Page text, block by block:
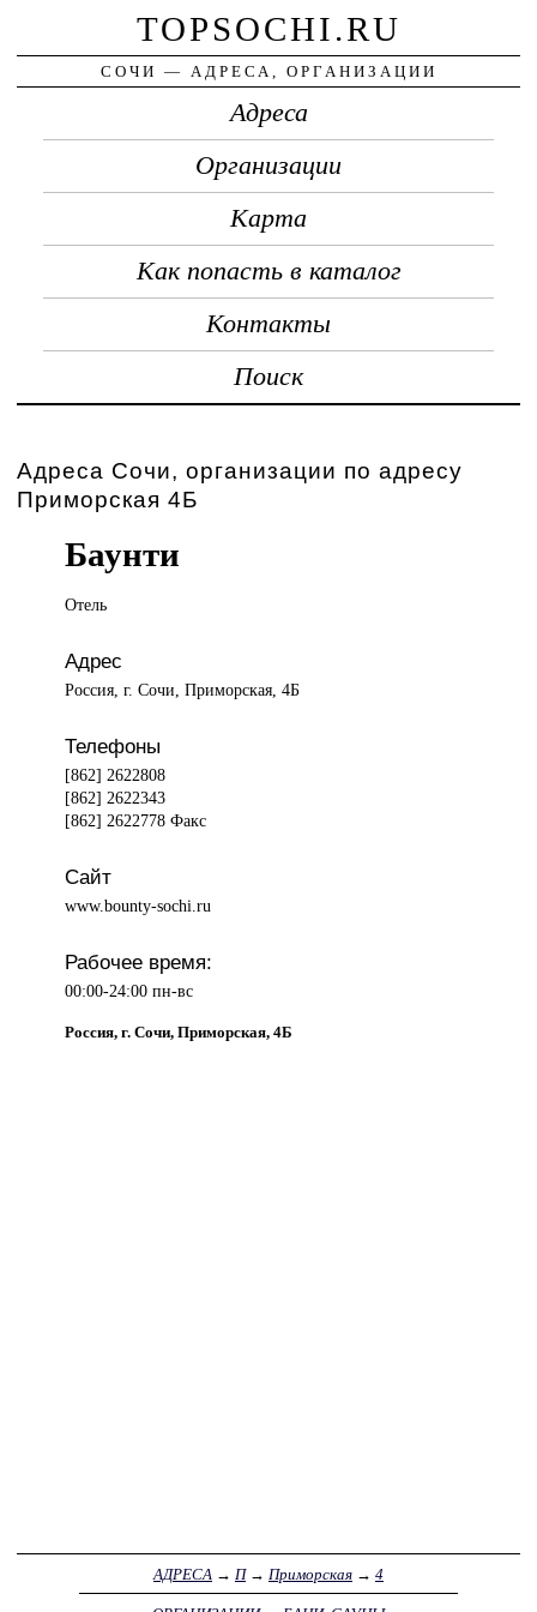
TOPSOCHI.RU
СОЧИ — АДРЕСА, ОРГАНИЗАЦИИ
Адреса
Организации
Карта
Как попасть в каталог
Контакты
Поиск
Адреса Сочи, организации по адресу
Приморская 4Б
Баунти
Отель
Адрес
Россия, г. Сочи, Приморская, 4Б
Телефоны
[862] 2622808
[862] 2622343
[862] 2622778 Факс
Сайт
www.bounty-sochi.ru
Рабочее время:
00:00-24:00 пн-вс
Россия, г. Сочи, Приморская, 4Б
АДРЕСА → П→ Приморская → 4